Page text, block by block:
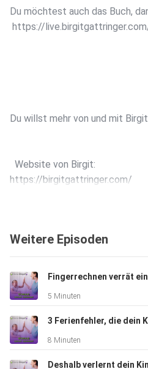
Du möchtest auch das Buch,
https://
Du willst mehr von und mit
Website von Birgit:
https://birgitgattringer.com/
https://www.instagram.com/
In diesem Gespräch spreche
und Kooperation in ihren
Weitere Episoden
5 Minuten
8 Minuten